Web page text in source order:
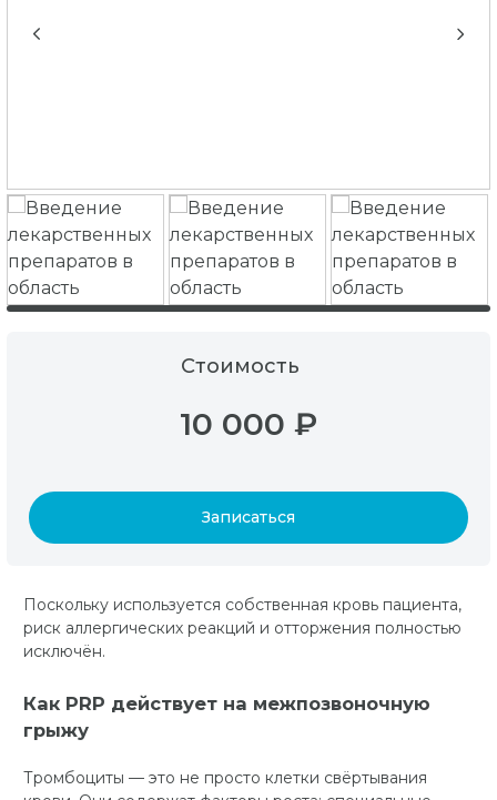
Стоимость
10 000 ₽
Записаться
Поскольку используется собственная кровь пациента,
риск аллергических реакций и отторжения полностью
исключён.
Как PRP действует на межпозвоночную
грыжу
Тромбоциты — это не просто клетки свёртывания